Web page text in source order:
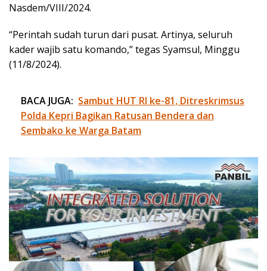
Nasdem/VIII/2024.
“Perintah sudah turun dari pusat. Artinya, seluruh
kader wajib satu komando,” tegas Syamsul, Minggu
(11/8/2024).
BACA JUGA: Sambut HUT RI ke-81, Ditreskrimsus
Polda Kepri Bagikan Ratusan Bendera dan
Sembako ke Warga Batam